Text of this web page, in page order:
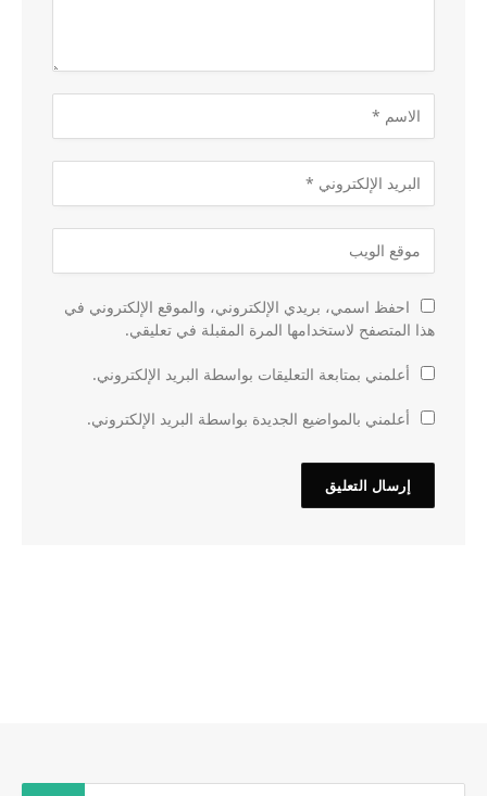
احفظ اسمي، بريدي الإلكتروني، والموقع الإلكتروني في
هذا المتصفح لاستخدامها المرة المقبلة في تعليقي.
أعلمني بمتابعة التعليقات بواسطة البريد الإلكتروني.
أعلمني بالمواضيع الجديدة بواسطة البريد الإلكتروني.